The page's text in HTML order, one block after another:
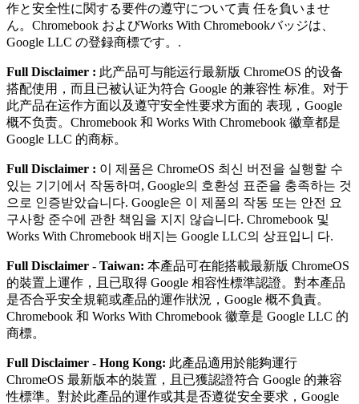
作と安全性に関する要件の遵守について責 任を負いませ
ん。Chromebook およびWorks With Chromebookバッジは、
Google LLC の登録商標です。.
Full Disclaimer : 此产品可与能运⾏最新版 ChromeOS 的设备
搭配使⽤，⽽且已被认证为符合 Google 的兼容性 标准。对于
此产品在运作⽅⾯以及遵守安全性要求⽅⾯的 表现，Google
概不负责。Chromebook 和 Works With Chromebook 徽章都是
Google LLC 的商标。
Full Disclaimer : 이 제품은 ChromeOS 최신 버전을 실행할 수
있는 기기에서 작동하며, Google의 호환성 표준을 충족하는 것
으로 인증받았습니다. Google은 이 제품의 작동 또는 안전 요
구사항 준수에 관한 책임을 지지 않습니다. Chromebook 및
Works With Chromebook 배지는 Google LLC의 상표입니 다.
Full Disclaimer - Taiwan: 本產品可在能搭載最新版 ChromeOS
的裝置上運作，且已取得 Google 相容性標準認證。對本產品
是否合乎安全規範或產品的運作狀況，Google 概不負責。
Chromebook 和 Works With Chromebook 徽章是 Google LLC 的
商標。
Full Disclaimer - Hong Kong: 此產品適用於能夠運行
ChromeOS 最新版本的裝置，且已獲認證符合 Google 的兼容
性標準。對於此產品的運作或其是否遵從安全要求，Google